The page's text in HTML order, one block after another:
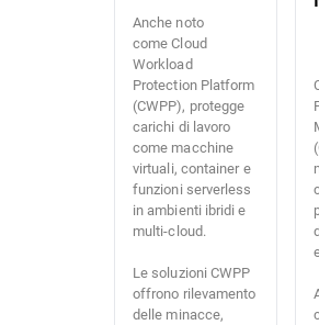
Anche noto
come Cloud
Workload
Protection Platform
(CWPP), protegge
carichi di lavoro
come macchine
virtuali, container e
funzioni serverless
in ambienti ibridi e
multi-cloud.
Le soluzioni CWPP
offrono rilevamento
delle minacce,